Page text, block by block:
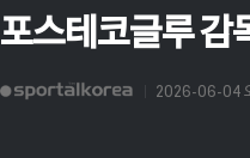
포스테코글루 감
2026-06-04